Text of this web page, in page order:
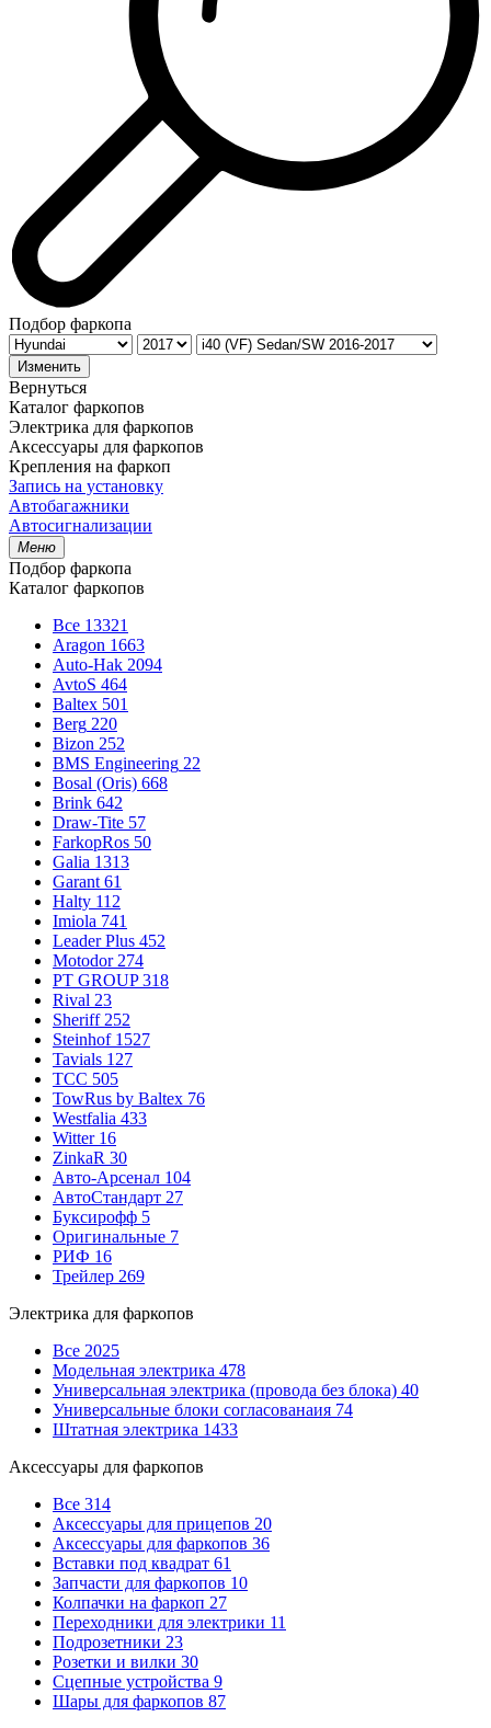
Подбор фаркопа
Изменить
Вернуться
Каталог фаркопов
Электрика для фаркопов
Аксессуары для фаркопов
Крепления на фаркоп
Запись на установку
Автобагажники
Автосигнализации
Меню
Подбор фаркопа
Каталог фаркопов
Все 13321
Aragon 1663
Auto-Hak 2094
AvtoS 464
Baltex 501
Berg 220
Bizon 252
BMS Engineering 22
Bosal (Oris) 668
Brink 642
Draw-Tite 57
FarkopRos 50
Galia 1313
Garant 61
Halty 112
Imiola 741
Leader Plus 452
Motodor 274
PT GROUP 318
Rival 23
Sheriff 252
Steinhof 1527
Tavials 127
TCC 505
TowRus by Baltex 76
Westfalia 433
Witter 16
ZinkaR 30
Авто-Арсенал 104
АвтоСтандарт 27
Буксирофф 5
Оригинальные 7
РИФ 16
Трейлер 269
Электрика для фаркопов
Все 2025
Модельная электрика 478
Универсальная электрика (провода без блока) 40
Универсальные блоки согласованаия 74
Штатная электрика 1433
Аксессуары для фаркопов
Все 314
Аксессуары для прицепов 20
Аксессуары для фаркопов 36
Вставки под квадрат 61
Запчасти для фаркопов 10
Колпачки на фаркоп 27
Переходники для электрики 11
Подрозетники 23
Розетки и вилки 30
Сцепные устройства 9
Шары для фаркопов 87